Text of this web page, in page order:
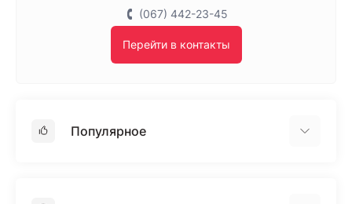
(067) 442-23-45
Перейти в контакты
Популярное